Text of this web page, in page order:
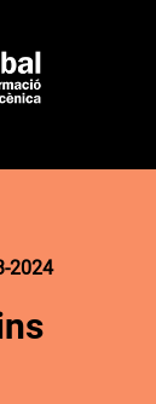
2024